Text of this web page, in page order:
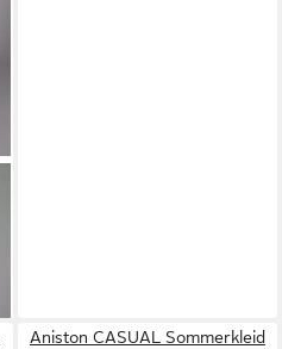
Aniston CASUAL Sommerkleid